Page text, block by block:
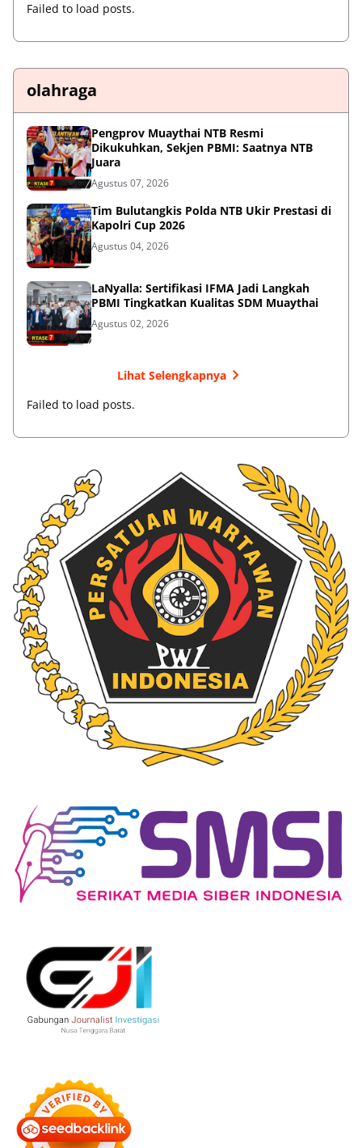
Failed to load posts.
olahraga
Pengprov Muaythai NTB Resmi
Dikukuhkan, Sekjen PBMI: Saatnya NTB
Juara
Agustus 07, 2026
Tim Bulutangkis Polda NTB Ukir Prestasi di
Kapolri Cup 2026
Agustus 04, 2026
LaNyalla: Sertifikasi IFMA Jadi Langkah
PBMI Tingkatkan Kualitas SDM Muaythai
Agustus 02, 2026
Lihat Selengkapnya
Failed to load posts.